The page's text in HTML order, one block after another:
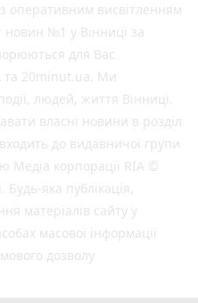
оперативним висвітленням
новин №1 у Вінниці за
для Вас
та 20minut.ua. Ми
людей, життя Вінниці.
власні новини в розділ
до видавничої групи
Медіа корпорації RIA ©
Будь-яка публiкацiя,
матеріалів сайту у
масової інформації
дозволу